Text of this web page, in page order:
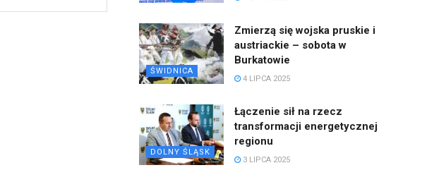
ŚWIDNICA
Zmierzą się wojska pruskie i
austriackie – sobota w
Burkatowie
4 LIPCA 2025
DOLNY ŚLĄSK
Łączenie sił na rzecz
transformacji energetycznej
regionu
3 LIPCA 2025